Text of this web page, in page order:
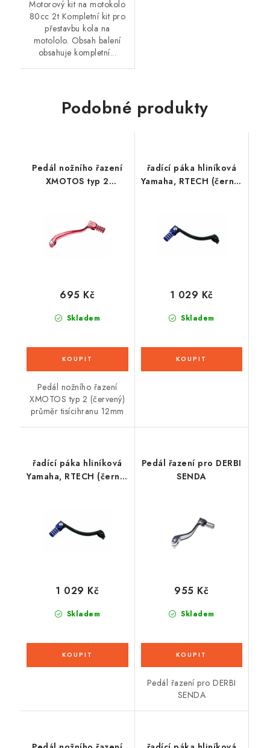
Motorový kit na motokolo
80cc 2t Kompletní kit pro
přestavbu kola na
motololo. Obsah balení
obsahuje kompletní...
Podobné produkty
Pedál nožního řazení
XMOTOS typ 2
Skladem
695 Kč
Pedál nožního řazení
XMOTOS typ 2 (červený)
průměr tisícihranu 12mm
řadící páka hliníková
Yamaha, RTECH (černo-
Skladem
1 029 Kč
řadící páka hliníková
Yamaha, RTECH (černo-
Skladem
1 029 Kč
Pedál řazení pro DERBI
SENDA
Skladem
955 Kč
Pedál řazení pro DERBI
SENDA